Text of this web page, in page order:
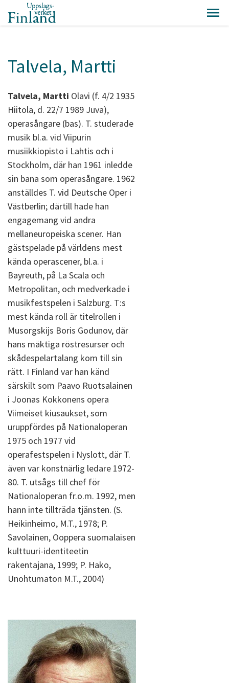
Talvela, Martti
Talvela, Martti Olavi (f. 4/2 1935
Hiitola, d. 22/7 1989 Juva),
operasångare (bas). T. studerade
musik bl.a. vid Viipurin
musiikkiopisto i Lahtis och i
Stockholm, där han 1961 inledde
sin bana som operasångare. 1962
anställdes T. vid Deutsche Oper i
Västberlin; därtill hade han
engagemang vid andra
mellaneuropeiska scener. Han
gästspelade på världens mest
kända operascener, bl.a. i
Bayreuth, på La Scala och
Metropolitan, och medverkade i
musikfestspelen i Salzburg. T:s
mest kända roll är titelrollen i
Musorgskijs Boris Godunov, där
hans mäktiga röstresurser och
skådespelartalang kom till sin
rätt. I Finland var han känd
särskilt som Paavo Ruotsalainen
i Joonas Kokkonens opera
Viimeiset kiusaukset, som
uruppfördes på Nationaloperan
1975 och 1977 vid
operafestspelen i Nyslott, där T.
även var konstnärlig ledare 1972-
80. T. utsågs till chef för
Nationaloperan fr.o.m. 1992, men
hann inte tillträda tjänsten. (S.
Heikinheimo, M.T., 1978; P.
Savolainen, Ooppera suomalaisen
kulttuuri-identiteetin
rakentajana, 1999; P. Hako,
Unohtumaton M.T., 2004)